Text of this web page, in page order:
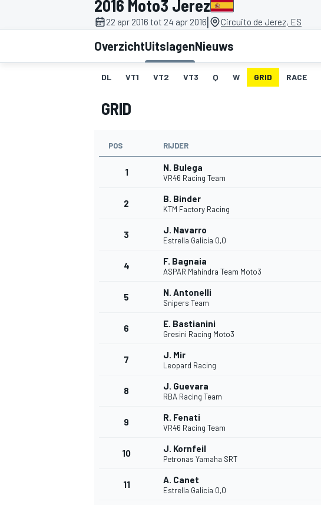
DTM
2016 Moto3 Jerez
22 apr 2016 tot 24 apr 2016| Circuito de Jerez, ES
OverzichtUitslagenNieuws
DL VT1 VT2 VT3 Q W GRID RACE
GRID
POS RIJDER
1 N. Bulega
VR46 Racing Team
2 B. Binder
KTM Factory Racing
3 J. Navarro
Estrella Galicia 0,0
4 F. Bagnaia
ASPAR Mahindra Team Moto3
5 N. Antonelli
Snipers Team
6 E. Bastianini
Gresini Racing Moto3
7 J. Mir
Leopard Racing
8 J. Guevara
RBA Racing Team
9 R. Fenati
VR46 Racing Team
10 J. Kornfeil
Petronas Yamaha SRT
11 A. Canet
Estrella Galicia 0,0